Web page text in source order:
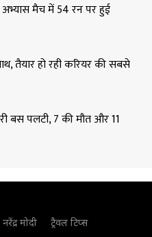
अभ्यास मैच में 54 रन पर हुई
तैयार हो रही करियर की सबसे
बस पलटी, 7 की मौत और 11
नरेंद्र मोदी ट्रैवल टिप्स